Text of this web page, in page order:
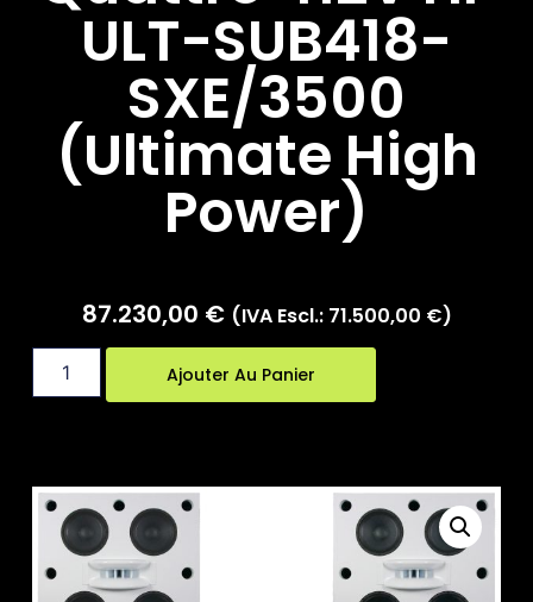
ULT-SUB418-
SXE/3500
(Ultimate High
Power)
87.230,00 € (IVA Escl.: 71.500,00 €)
Ajouter Au Panier